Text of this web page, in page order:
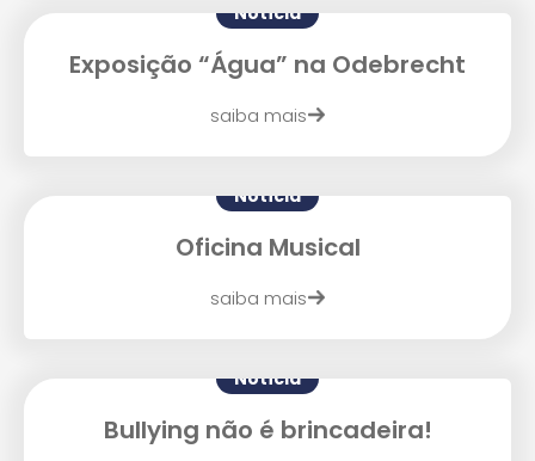
Notícia
Exposição “Água” na Odebrecht
saiba mais
Notícia
Oficina Musical
saiba mais
Notícia
Bullying não é brincadeira!
Agende uma visita
Enviei um E-mail